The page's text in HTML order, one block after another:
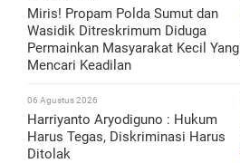
Miris! Propam Polda Sumut dan
Wasidik Ditreskrimum Diduga
Permainkan Masyarakat Kecil Yang
Mencari Keadilan
06 Agustus 2026
Harriyanto Aryodiguno : Hukum
Harus Tegas, Diskriminasi Harus
Ditolak